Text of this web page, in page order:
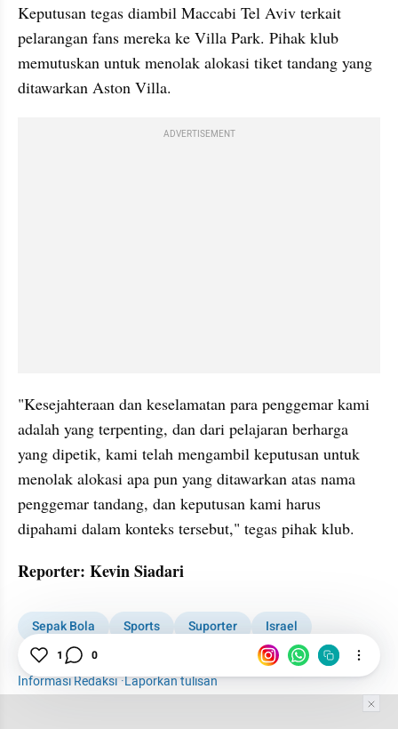
Keputusan tegas diambil Maccabi Tel Aviv terkait
pelarangan fans mereka ke Villa Park. Pihak klub
memutuskan untuk menolak alokasi tiket tandang yang
ditawarkan Aston Villa.
ADVERTISEMENT
"Kesejahteraan dan keselamatan para penggemar kami
adalah yang terpenting, dan dari pelajaran berharga
yang dipetik, kami telah mengambil keputusan untuk
menolak alokasi apa pun yang ditawarkan atas nama
penggemar tandang, dan keputusan kami harus
dipahami dalam konteks tersebut," tegas pihak klub.
Reporter: Kevin Siadari
Sepak Bola Sports Suporter
Israel
Aston Villa
Informasi Redaksi·Laporkan tulisan
1 0